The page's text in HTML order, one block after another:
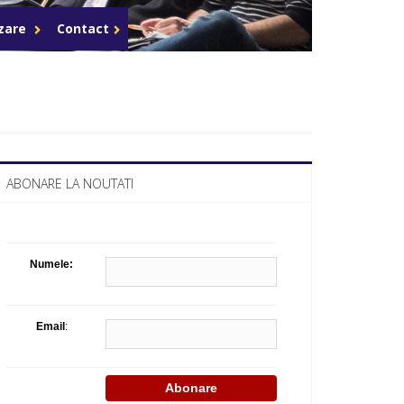
Celula de criza BD
Contact
ABONARE LA NOUTATI
Numele:
Email :